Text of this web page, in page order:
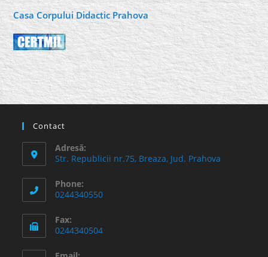
Casa Corpului Didactic Prahova
Contact
Adresă:
Str. Republicii nr.75, Breaza, Jud. Prahova
Phone:
0244340550
Fax:
0244340504